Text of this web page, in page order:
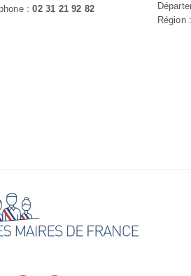
:02 31 21 92 82
Région :